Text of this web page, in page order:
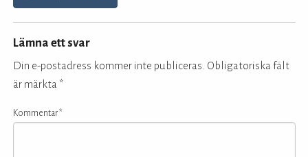
Lämna ett svar
Din e-postadress kommer inte publiceras. Obligatoriska fält
är märkta *
Kommentar*